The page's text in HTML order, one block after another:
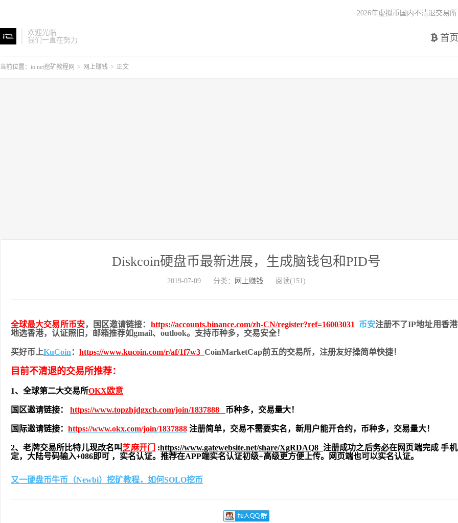
欢迎光临
我们一直在努力
首页
2026年虚拟币国内不清退交易所
当前位置： io.net挖矿教程网 > 网上赚钱 > 正文
Diskcoin硬盘币最新进展，生成脑钱包和PID号
2019-07-09 分类： 网上赚钱 阅读(151)
全球最大交易所币安，国区邀请链接： https://accounts.binance.com/zh-CN/register?ref=16003031 币安注册不了IP地址用香
地选香港，认证照旧， 邮箱推荐如gmail、outlook。支持币种多，交易安全！
买好币上KuCoin ： https://www.kucoin.com/r/af/1f7w3 CoinMarketCap前五的交易所，注册友好操简单快捷！
目前不清退的交易所推荐：
1、全球第二大交易所OKX欧意
国区邀请链接： https://www.topzhjdgxcb.com/join/1837888 币种多，交易量大！
国际邀请链接： https://www.okx.com/join/1837888 注册简单，交易不需要实名，新用户能开合约， 币种多，交易量大！
2、老牌交易所比特儿现改名叫 芝麻开门 :https://www.gatewebsite.net/share/XgRDAQ8 注册成功之后务必在网页端完成 手
定，大陆号码输入+086即可 ，实名认证。推荐在APP端实名认证初级+高级更方便上传。网页端也可以实名认证。
又一硬盘币牛币（Newbi）挖矿教程，如何SOLO挖币